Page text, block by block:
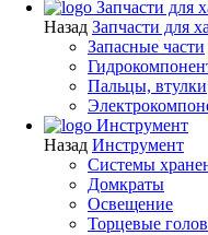
Запчасти для
Назад Запчасти для
Запасные части
Пальцы, втулки
Инструмент
Назад Инструмент
Системы
Домкраты
Освещение
Торцевые